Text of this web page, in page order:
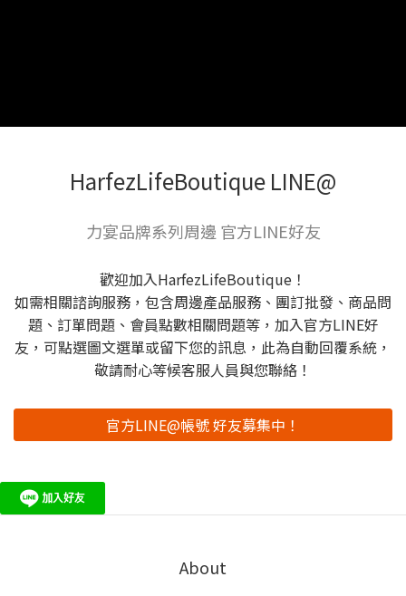
HarfezLifeBoutique LINE@
力宴品牌系列周邊 官方LINE好友
歡迎加入HarfezLifeBoutique！
如需相關諮詢服務，包含周邊產品服務、團訂批發、商品問
題、訂單問題、會員點數相關問題等，加入官方LINE好
友，可點選圖文選單或留下您的訊息，此為自動回覆系統，
敬請耐心等候客服人員與您聯絡！
官方LINE@帳號 好友募集中！
About